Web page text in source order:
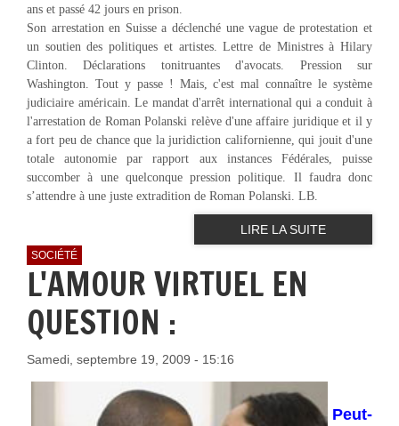
ans et passé 42 jours en prison.
Son arrestation en Suisse a déclenché une vague de protestation et
un soutien des politiques et artistes. Lettre de Ministres à Hilary
Clinton. Déclarations tonitruantes d'avocats. Pression sur
Washington. Tout y passe ! Mais, c'est mal connaître le système
judiciaire américain. Le mandat d'arrêt international qui a conduit à
l'arrestation de Roman Polanski relève d'une affaire juridique et il y
a fort peu de chance que la juridiction californienne, qui jouit d'une
totale autonomie par rapport aux instances Fédérales, puisse
succomber à une quelconque pression politique. Il faudra donc
s’attendre à une juste extradition de Roman Polanski. LB.
LIRE LA SUITE
SOCIÉTÉ
L'AMOUR VIRTUEL EN
QUESTION :
Samedi, septembre 19, 2009 - 15:16
Peut-